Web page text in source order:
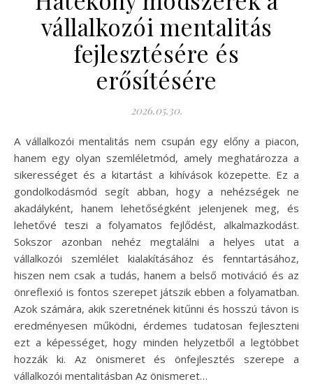
vállalkozói mentalitás
fejlesztésére és
erősítésére
2026.05.30.
A vállalkozói mentalitás nem csupán egy előny a piacon,
hanem egy olyan szemléletmód, amely meghatározza a
sikerességet és a kitartást a kihívások közepette. Ez a
gondolkodásmód segít abban, hogy a nehézségek ne
akadályként, hanem lehetőségként jelenjenek meg, és
lehetővé teszi a folyamatos fejlődést, alkalmazkodást.
Sokszor azonban nehéz megtalálni a helyes utat a
vállalkozói szemlélet kialakításához és fenntartásához,
hiszen nem csak a tudás, hanem a belső motiváció és az
önreflexió is fontos szerepet játszik ebben a folyamatban.
Azok számára, akik szeretnének kitűnni és hosszú távon is
eredményesen működni, érdemes tudatosan fejleszteni
ezt a képességet, hogy minden helyzetből a legtöbbet
hozzák ki. Az önismeret és önfejlesztés szerepe a
vállalkozói mentalitásban Az önismeret…